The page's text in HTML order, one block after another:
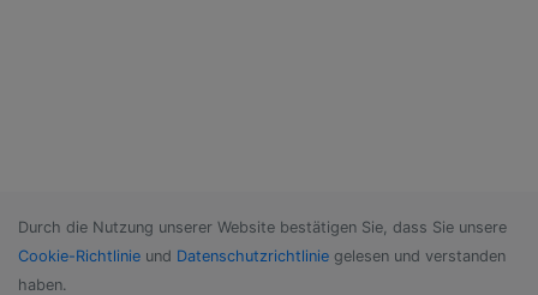
Durch die Nutzung unserer Website bestätigen Sie, dass Sie unsere
Cookie-Richtlinie und Datenschutzrichtlinie gelesen und verstanden
haben.